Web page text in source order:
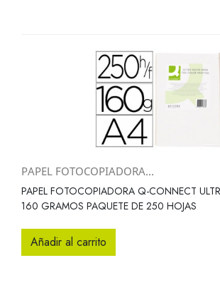
PAPEL FOTOCOPIADORA...
PAPEL FOTOCOPIADORA Q-CONNECT
160 GRAMOS PAQUETE DE 250 HOJAS
Añadir al carrito